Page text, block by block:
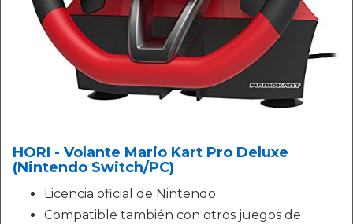
HORI - Volante Mario Kart Pro Deluxe
(Nintendo Switch/PC)
Licencia oficial de Nintendo
Compatible también con otros juegos de